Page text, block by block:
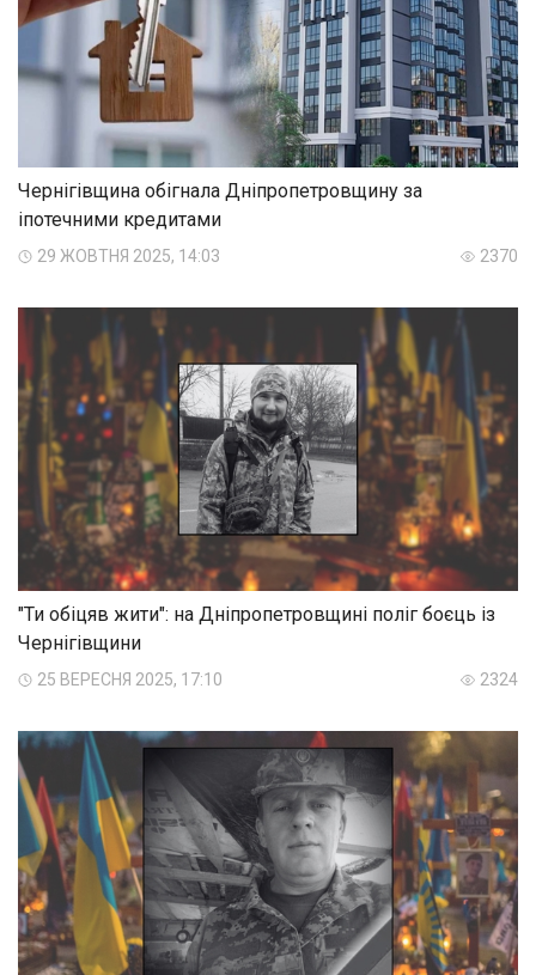
Чернігівщина обігнала Дніпропетровщину за
іпотечними кредитами
29 ЖОВТНЯ 2025, 14:03 2370
"Ти обіцяв жити": на Дніпропетровщині поліг боєць із
Чернігівщини
25 ВЕРЕСНЯ 2025, 17:10 2324